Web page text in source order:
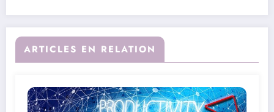
ARTICLES EN RELATION